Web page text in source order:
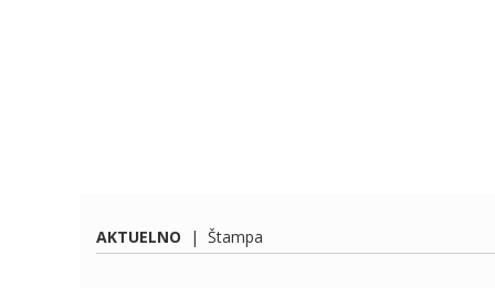
AKTUELNO | Štampa